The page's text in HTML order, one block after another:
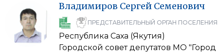
Владимиров Сергей Семенович
ПРЕДСТАВИТЕЛЬНЫЙ ОРГАН ПОСЕЛЕНИЯ
Республика Саха (Якутия)
Городской совет депутатов МО "Город